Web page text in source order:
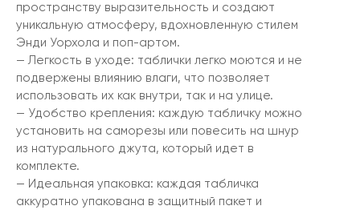
пространству выразительность и создают
уникальную атмосферу, вдохновленную стилем
Энди Уорхола и поп-артом.
— Легкость в уходе: таблички легко моются и не
подвержены влиянию влаги, что позволяет
использовать их как внутри, так и на улице.
— Удобство крепления: каждую табличку можно
установить на саморезы или повесить на шнур
из натурального джута, который идет в
комплекте.
— Идеальная упаковка: каждая табличка
аккуратно упакована в защитный пакет и